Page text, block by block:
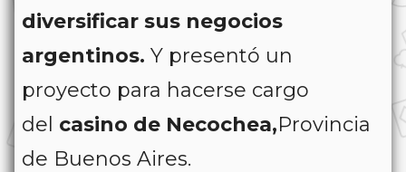
diversificar sus negocios
argentinos. Y presentó un
proyecto para hacerse cargo
del casino de Necochea,Provincia
de Buenos Aires.